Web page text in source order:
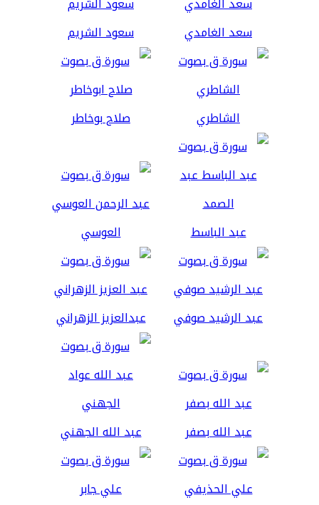
سعد الغامدي سعود الشريم
الشاطري صلاح بوخاطر
عبد الباسط العوسي
عبد الرشيد صوفي عبدالعزيز الزهراني
عبد الله بصفر عبد الله الجهني